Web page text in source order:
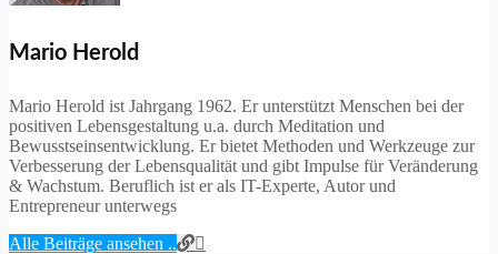
Mario Herold
Mario Herold ist Jahrgang 1962. Er unterstützt Menschen bei der
positiven Lebensgestaltung u.a. durch Meditation und
Bewusstseinsentwicklung. Er bietet Methoden und Werkzeuge zur
Verbesserung der Lebensqualität und gibt Impulse für Veränderung
& Wachstum. Beruflich ist er als IT-Experte, Autor und
Entrepreneur unterwegs
Alle Beiträge ansehen ..